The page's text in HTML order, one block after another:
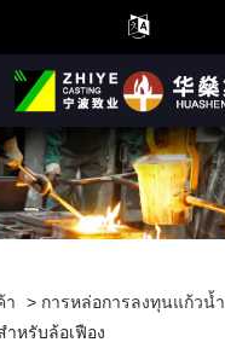
า > การหล่อการลงทุนแก้วน้ำ
หรับล้อเฟือง